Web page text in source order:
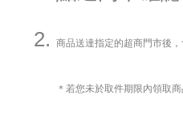
商品送達指定的超商門市後
＊若您未於取件期限內領取